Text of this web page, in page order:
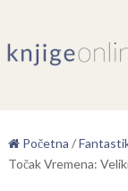
Početna /
Točak Vremena: